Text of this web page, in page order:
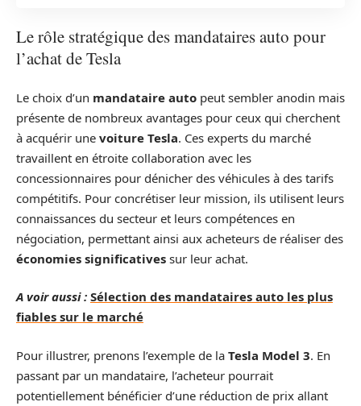
Le rôle stratégique des mandataires auto pour
l’achat de Tesla
Le choix d’un mandataire auto peut sembler anodin mais
présente de nombreux avantages pour ceux qui cherchent
à acquérir une voiture Tesla. Ces experts du marché
travaillent en étroite collaboration avec les
concessionnaires pour dénicher des véhicules à des tarifs
compétitifs. Pour concrétiser leur mission, ils utilisent leurs
connaissances du secteur et leurs compétences en
négociation, permettant ainsi aux acheteurs de réaliser des
économies significatives sur leur achat.
A voir aussi : Sélection des mandataires auto les plus
fiables sur le marché
Pour illustrer, prenons l’exemple de la Tesla Model 3. En
passant par un mandataire, l’acheteur pourrait
potentiellement bénéficier d’une réduction de prix allant